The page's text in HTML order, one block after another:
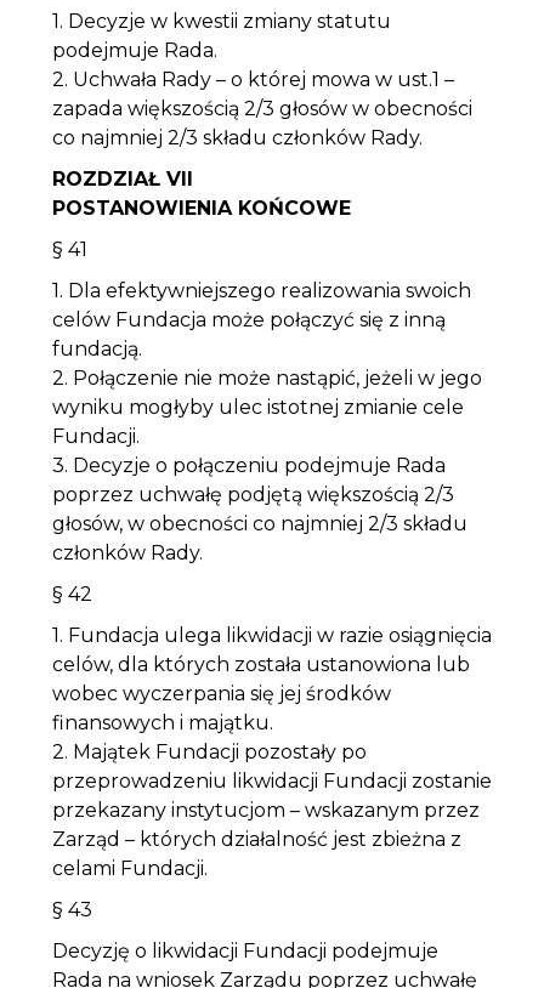
1. Decyzje w kwestii zmiany statutu
podejmuje Rada.
2. Uchwała Rady – o której mowa w ust.1 –
zapada większością 2/3 głosów w obecności
co najmniej 2/3 składu członków Rady.
ROZDZIAŁ VII
POSTANOWIENIA KOŃCOWE
§ 41
1. Dla efektywniejszego realizowania swoich
celów Fundacja może połączyć się z inną
fundacją.
2. Połączenie nie może nastąpić, jeżeli w jego
wyniku mogłyby ulec istotnej zmianie cele
Fundacji.
3. Decyzje o połączeniu podejmuje Rada
poprzez uchwałę podjętą większością 2/3
głosów, w obecności co najmniej 2/3 składu
członków Rady.
§ 42
1. Fundacja ulega likwidacji w razie osiągnięcia
celów, dla których została ustanowiona lub
wobec wyczerpania się jej środków
finansowych i majątku.
2. Majątek Fundacji pozostały po
przeprowadzeniu likwidacji Fundacji zostanie
przekazany instytucjom – wskazanym przez
Zarząd – których działalność jest zbieżna z
celami Fundacji.
§ 43
Decyzję o likwidacji Fundacji podejmuje
Rada na wniosek Zarządu poprzez uchwałę